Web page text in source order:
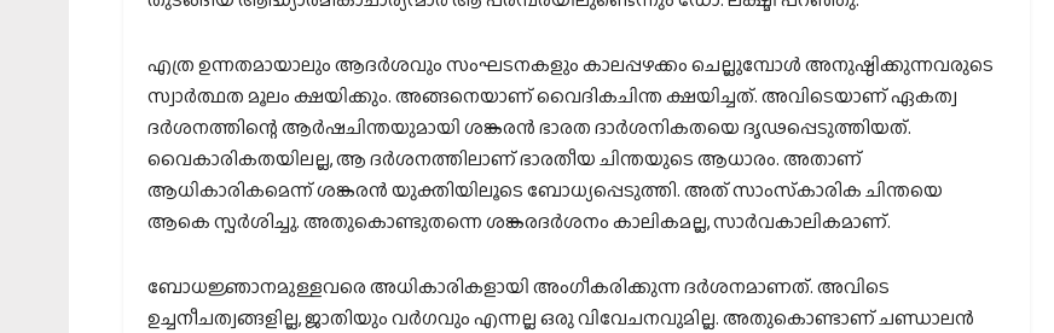
എത്ര ഉന്നതമായാലും ആദര്‍ശവും സംഘടനകളും കാലപ്പഴക്കം ചെല്ലുമ്പോള്‍ അനുഷ്ഠിക്കുന്നവരുടെ
സ്വാര്‍ത്ഥത മൂലം ക്ഷയിക്കും. അങ്ങനെയാണ് വൈദികചിന്ത ക്ഷയിച്ചത്. അവിടെയാണ് ഏകത്വ
ദര്‍ശനത്തിന്റെ ആര്‍ഷചിന്തയുമായി ശങ്കരന്‍ ഭാരത ദാര്‍ശനികതയെ ദൃഢപ്പെടുത്തിയത്.
വൈകാരികതയിലല്ല, ആ ദര്‍ശനത്തിലാണ് ഭാരതീയ ചിന്തയുടെ ആധാരം. അതാണ്
ആധികാരികമെന്ന് ശങ്കരന്‍ യുക്തിയിലൂടെ ബോധ്യപ്പെടുത്തി. അത് സാംസ്‌കാരിക ചിന്തയെ
ആകെ സ്പര്‍ശിച്ചു. അതുകൊണ്ടുതന്നെ ശങ്കരദര്‍ശനം കാലികമല്ല, സാര്‍വകാലികമാണ്.
ബോധജ്ഞാനമുള്ളവരെ അധികാരികളായി അംഗീകരിക്കുന്ന ദര്‍ശനമാണത്. അവിടെ
ഉച്ചനീചത്വങ്ങളില്ല, ജാതിയും വര്‍ഗവും എന്നല്ല ഒരു വിവേചനവുമില്ല. അതുകൊണ്ടാണ് ചണ്ഡാലന്‍